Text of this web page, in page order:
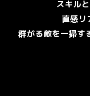
スキル
直感リ
群がる敵を一掃す
自分だけ
直感リ